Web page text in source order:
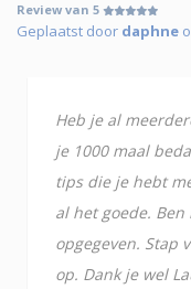
Review van 5
Geplaatst door daphne
Heb je al
je 1000 maal
tips die je hebt
al het goede.
opgegeven. Stap
op. Dank je wel